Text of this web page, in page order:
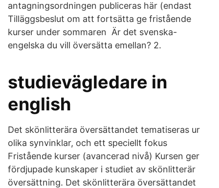
antagningsordningen publiceras här (endast
Tilläggsbeslut om att fortsätta ge fristående
kurser under sommaren Är det svenska-
engelska du vill översätta emellan? 2.
studievägledare in
english
Det skönlitterära översättandet tematiseras ur
olika synvinklar, och ett speciellt fokus
Fristående kurser (avancerad nivå) Kursen ger
fördjupade kunskaper i studiet av skönlitterär
översättning. Det skönlitterära översättandet